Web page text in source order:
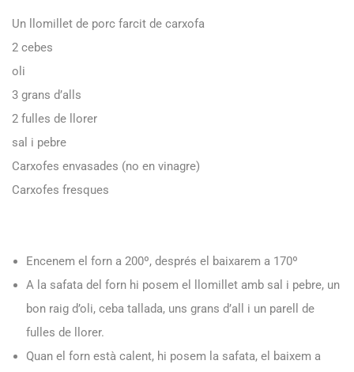
Un llomillet de porc farcit de carxofa
2 cebes
oli
3 grans d’alls
2 fulles de llorer
sal i pebre
Carxofes envasades (no en vinagre)
Carxofes fresques
Encenem el forn a 200º, després el baixarem a 170º
A la safata del forn hi posem el llomillet amb sal i pebre, un
bon raig d’oli, ceba tallada, uns grans d’all i un parell de
fulles de llorer.
Quan el forn està calent, hi posem la safata, el baixem a